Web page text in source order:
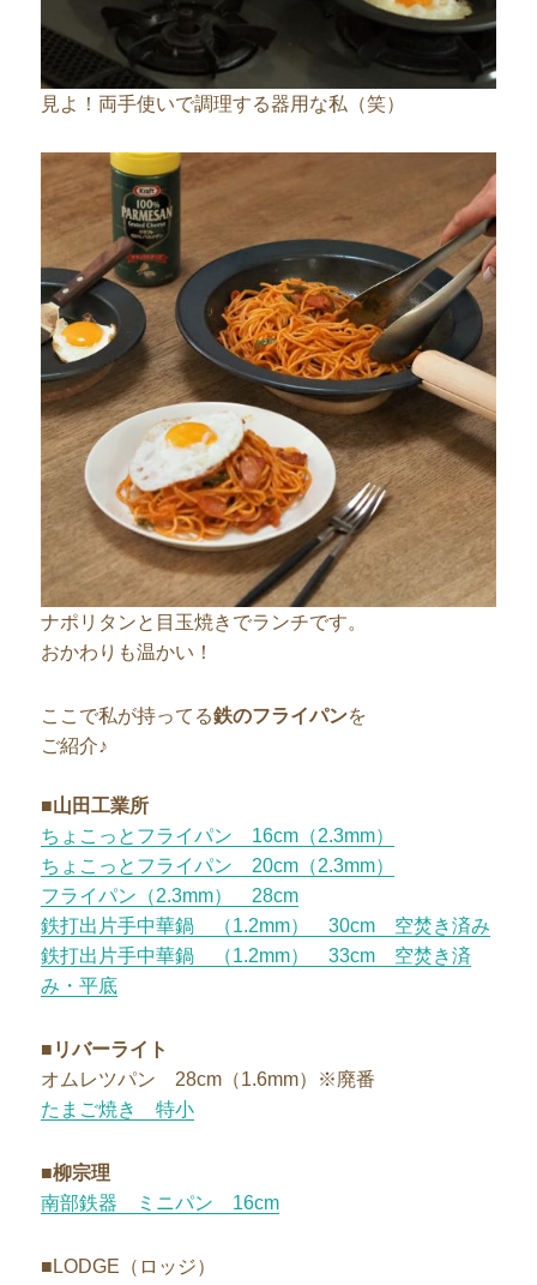
見よ！両手使いで調理する器用な私（笑）
ナポリタンと目玉焼きでランチです。
おかわりも温かい！
ここで私が持ってる鉄のフライパンを
ご紹介♪
■山田工業所
ちょこっとフライパン 16cm（2.3mm）
ちょこっとフライパン 20cm（2.3mm）
フライパン（2.3mm） 28cm
鉄打出片手中華鍋 （1.2mm） 30cm 空焚き済み
鉄打出片手中華鍋 （1.2mm） 33cm 空焚き済
み・平底
■ リバーライト
オムレツパン 28cm（1.6mm）※廃番
たまご焼き 特小
■柳宗理
南部鉄器 ミニパン 16cm
■LODGE（ロッジ）